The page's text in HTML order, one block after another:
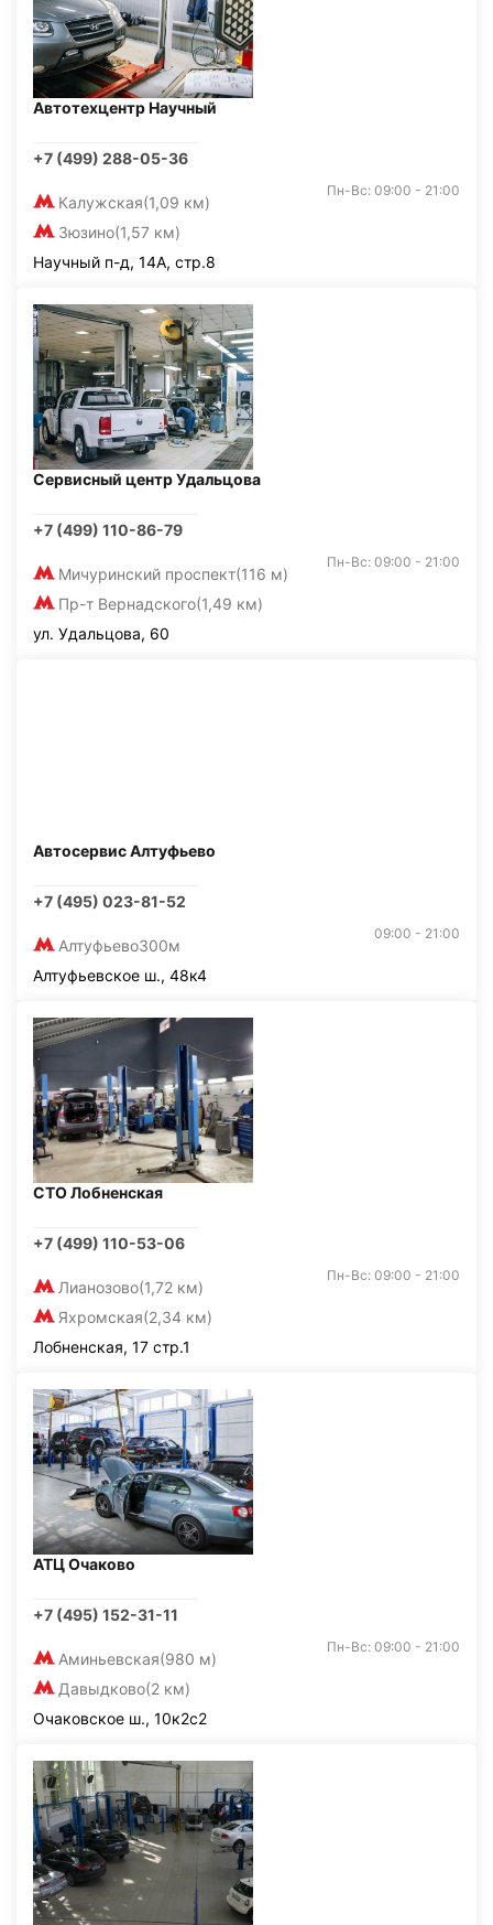
Автотехцентр Научный
+7 (499) 288-05-36
Калужская(1,09 км)
Зюзино(1,57 км)
Пн-Вс: 09:00 - 21:00
Научный п-д, 14А, стр.8
Сервисный центр Удальцова
+7 (499) 110-86-79
Мичуринский проспект(116 м)
Пр-т Вернадского(1,49 км)
Пн-Вс: 09:00 - 21:00
ул. Удальцова, 60
Автосервис Алтуфьево
+7 (495) 023-81-52
Алтуфьево300м
09:00 - 21:00
Алтуфьевское ш., 48к4
СТО Лобненская
+7 (499) 110-53-06
Лианозово(1,72 км)
Яхромская(2,34 км)
Пн-Вс: 09:00 - 21:00
Лобненская, 17 стр.1
АТЦ Очаково
+7 (495) 152-31-11
Аминьевская(980 м)
Давыдково(2 км)
Пн-Вс: 09:00 - 21:00
Очаковское ш., 10к2с2